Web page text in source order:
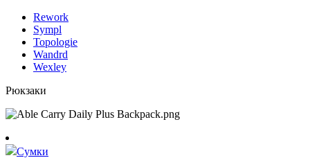
Rework
Sympl
Topologie
Wandrd
Wexley
Рюкзаки
Сумки